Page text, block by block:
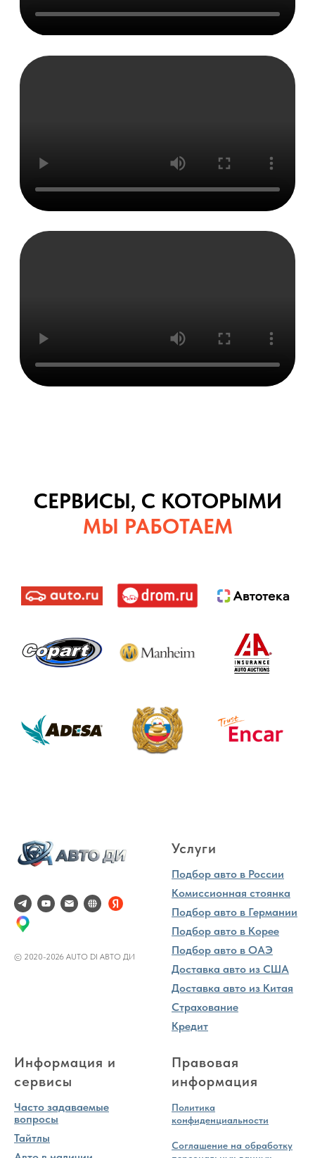
СЕРВИСЫ, С КОТОРЫМИ
МЫ РАБОТАЕМ
© 2020-2026 AUTO DI АВТО ДИ
Услуги
Подбор авто в России
Комиссионная стоянка
Подбор авто в Германии
Подбор авто в Корее
Подбор авто в ОАЭ
Доставка авто из США
Доставка авто из Китая
Страхование
Кредит
Информация и
сервисы
Часто задаваемые
вопросы
Тайтлы
Правовая
информация
Политика
конфиденциальности
Соглашение на обработку